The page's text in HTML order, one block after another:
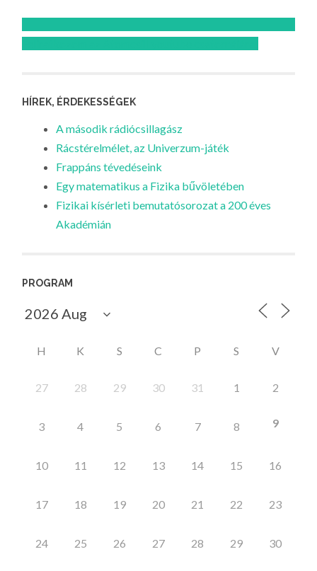
HÍREK, ÉRDEKESSÉGEK
A második rádiócsillagász
Rácstérelmélet, az Univerzum-játék
Frappáns tévedéseink
Egy matematikus a Fizika bűvöletében
Fizikai kísérleti bemutatósorozat a 200 éves
Akadémián
PROGRAM
H K S C P S V
27 28 29 30 31 1 2
3 4 5 6 7 8 9
10 11 12 13 14 15 16
17 18 19 20 21 22 23
24 25 26 27 28 29 30